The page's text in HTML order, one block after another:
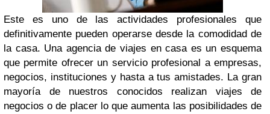
Este es uno de las actividades profesionales que
definitivamente pueden operarse desde la comodidad de
la casa. Una agencia de viajes en casa es un esquema
que permite ofrecer un servicio profesional a empresas,
negocios, instituciones y hasta a tus amistades. La gran
mayoría de nuestros conocidos realizan viajes de
negocios o de placer lo que aumenta las posibilidades de